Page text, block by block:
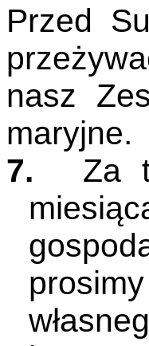
Przed
nasz
maryjne.
7.
Za